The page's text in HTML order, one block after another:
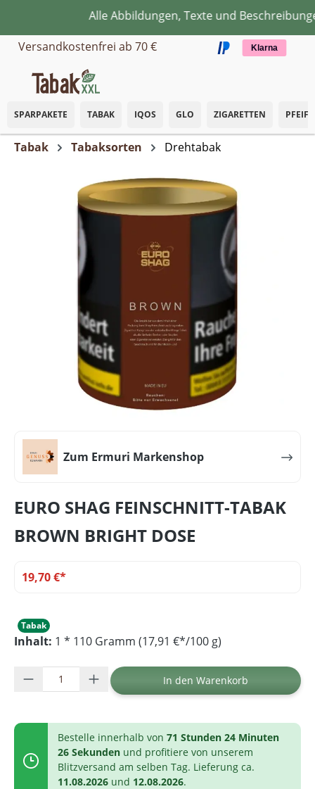
Zum Hauptinhalt springenAlle Abbildungen, Texte und
Versandkostenfrei ab 70 €
Klarna
SPARPAKETE TABAK IQOS GLO ZIGARETTEN
Tabak Tabaksorten Drehtabak
Zum Ermuri Markenshop
EURO SHAG FEINSCHNITT-TABAK
BROWN BRIGHT DOSE
19,70 €*
Tabak
Inhalt: 1 * 110 Gramm (17,91 €*/100 g)
Produkt Anzahl: Gib den gewünschten
In den Warenkorb
Bestelle innerhalb von 71 Stunden 24 Minuten
26 Sekunden und profitiere von unserem
Blitzversand am selben Tag. Lieferung ca.
11.08.2026 und 12.08.2026.